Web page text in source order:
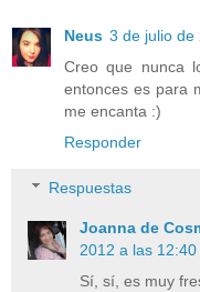
Neus 3 de julio de
Creo que nunca
entonces es para
me encanta :)
Responder
Respuestas
Joanna de
2012 a las 12:40
Sí, sí, es muy